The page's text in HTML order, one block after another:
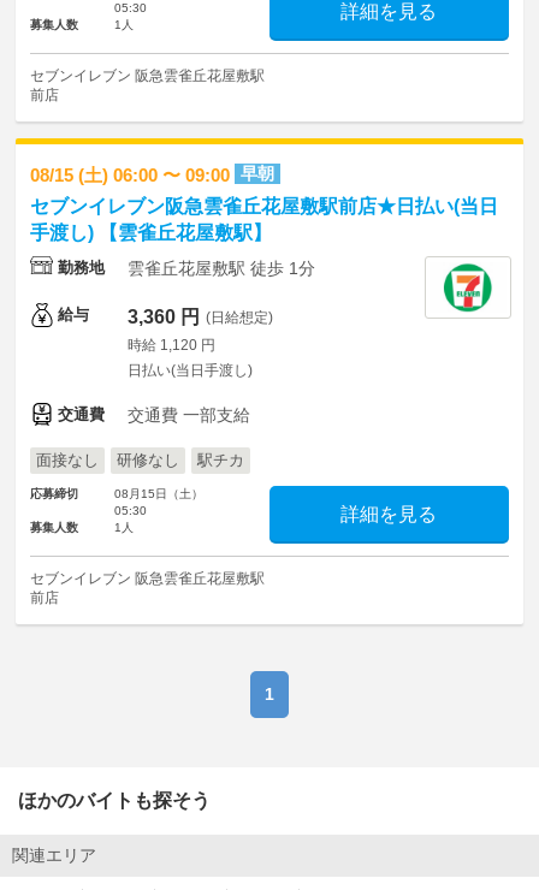
05:30
募集人数
1人
詳細を見る
セブンイレブン 阪急雲雀丘花屋敷駅
前店
08/15 (土) 06:00 〜 09:00 早朝
セブンイレブン阪急雲雀丘花屋敷駅前店★日払い(当日
手渡し) 【雲雀丘花屋敷駅】
勤務地 雲雀丘花屋敷駅 徒歩 1分
給与 3,360 円 (日給想定)
時給 1,120 円
日払い(当日手渡し)
交通費 交通費 一部支給
面接なし 研修なし 駅チカ
応募締切
08月15日（土）
05:30
募集人数
1人
詳細を見る
セブンイレブン 阪急雲雀丘花屋敷駅
前店
1
ほかのバイトも探そう
関連エリア